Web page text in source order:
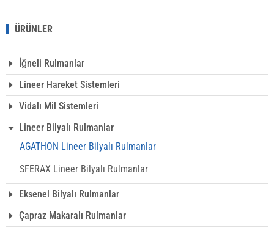
ÜRÜNLER
İğneli Rulmanlar
Lineer Hareket Sistemleri
Vidalı Mil Sistemleri
Lineer Bilyalı Rulmanlar
AGATHON Lineer Bilyalı Rulmanlar
SFERAX Lineer Bilyalı Rulmanlar
Eksenel Bilyalı Rulmanlar
Çapraz Makaralı Rulmanlar